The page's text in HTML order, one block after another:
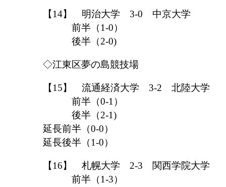
【14】 明治大学 3-0 中京大学
前半（1-0）
後半（2-0)
◇江東区夢の島競技場
【15】 流通経済大学 3-2 北陸大学
前半（0-1）
後半（2-1)
延長前半（0-0）
延長後半（1-0）
【16】 札幌大学 2-3 関西学院大学
前半（1-3）